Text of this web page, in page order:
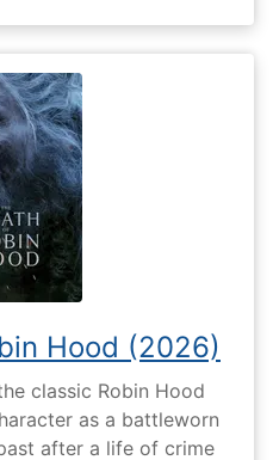
Hood (2026)
classic Robin Hood
as a battleworn
after a life of crime